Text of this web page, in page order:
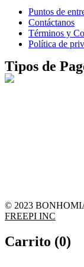
Puntos de
Contáctanos
Términos y
Política de
Tipos de
© 2023
FREEPI INC
Carrito (0)